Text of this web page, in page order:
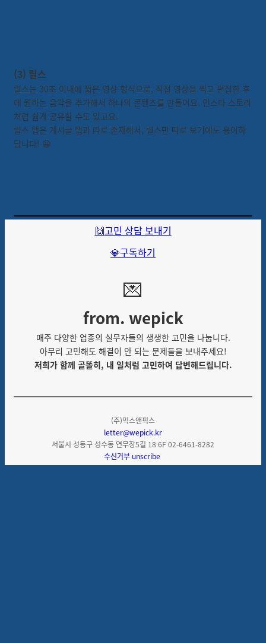
(3) 릴스
릴스는 30초 이내에 짧은 영상 형식으로, 직접 영상을 찍고 편집한 후
에 원하는 음악을 추가해서 하나의 콘텐츠를 만들어요. 인스타 스토리
처럼 쉽게 공유할 수도 있고요.
릴스 탭은 게시글 탭과 따로 존재해서, 릴스만 따로 보기에도 용이하
답니다! 😀
🙌고민 상담 보내기
💎구독하기
💌
from. wepick
매주 다양한 업종의 실무자들의 생생한 고민을 나눕니다.
아무리 고민해도 해결이 안 되는 문제들을 보내주세요!
저희가 함께 골똘히, 내 일처럼 고민하여 답변해드립니다.
(주)믹스앤픽스
letter@wepick.kr
서울시 성동구 성수동 연무장5길 18 6F 02-6461-8282
수신거부 unscribe